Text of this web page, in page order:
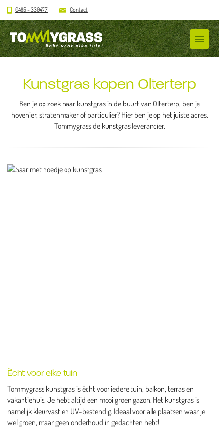
0485 - 330477 Contact
Kunstgras kopen Olterterp
Ben je op zoek naar kunstgras in de buurt van Olterterp, ben je
hovenier, stratenmaker of particulier? Hier ben je op het juiste adres.
Tommygrass de kunstgras leverancier.
Ècht voor elke tuin
Tommygrass kunstgras is ècht voor iedere tuin, balkon, terras en
vakantiehuis. Je hebt altijd een mooi groen gazon. Het kunstgras is
namelijk kleurvast en UV-bestendig. Ideaal voor alle plaatsen waar je
wel groen, maar geen onderhoud in gedachten hebt!